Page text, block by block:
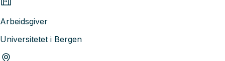
Arbeidsgiver
Universitetet i Bergen